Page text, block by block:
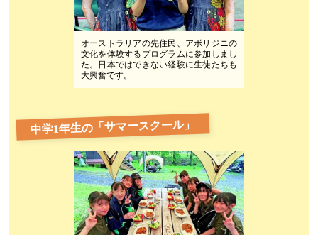
オーストラリアの先住民、アボリジニの
文化を体験するプログラムに参加しまし
た。日本ではできない経験に生徒たちも
大興奮です。
中学1年生の「サマースクール」